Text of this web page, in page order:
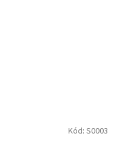
Kód: S0003